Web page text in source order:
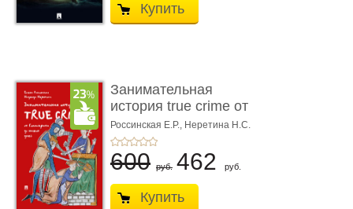
Купить
Занимательная
история true crime от
Гиппократа до � ...
Россинская Е.Р., Неретина Н.С.
600 руб. 462 руб.
Купить